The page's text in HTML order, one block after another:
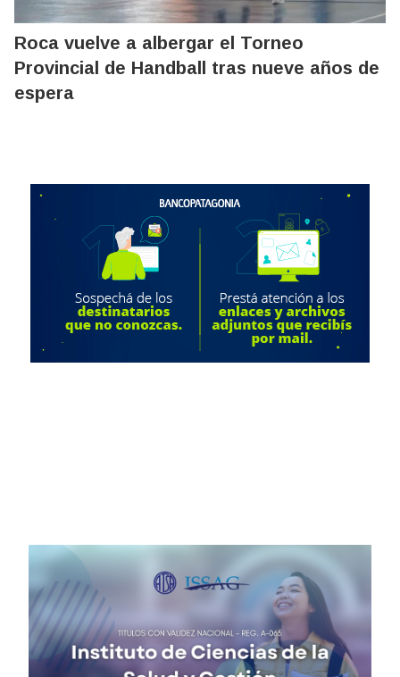
Roca vuelve a albergar el Torneo
Provincial de Handball tras nueve años de
espera